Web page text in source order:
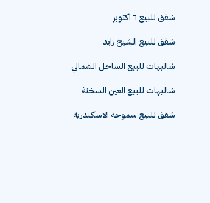
شقق للبيع ٦ اكتوبر
شقق للبيع الشيخ زايد
شاليهات للبيع الساحل الشمالي
شاليهات للبيع العين السخنة
شقق للبيع سموحة الاسكندرية